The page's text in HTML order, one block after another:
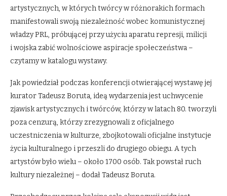
artystycznych, w których twórcy w różnorakich formach
manifestowali swoją niezależność wobec komunistycznej
władzy PRL, próbującej przy użyciu aparatu represji, milicji
i wojska zabić wolnościowe aspiracje społeczeństwa –
czytamy w katalogu wystawy.
Jak powiedział podczas konferencji otwierającej wystawę jej
kurator Tadeusz Boruta, ideą wydarzenia jest uchwycenie
zjawisk artystycznych i twórców, którzy w latach 80. tworzyli
poza cenzurą, którzy zrezygnowali z oficjalnego
uczestniczenia w kulturze, zbojkotowali oficjalne instytucje
życia kulturalnego i przeszli do drugiego obiegu. A tych
artystów było wielu – około 1700 osób. Tak powstał ruch
kultury niezależnej – dodał Tadeusz Boruta.